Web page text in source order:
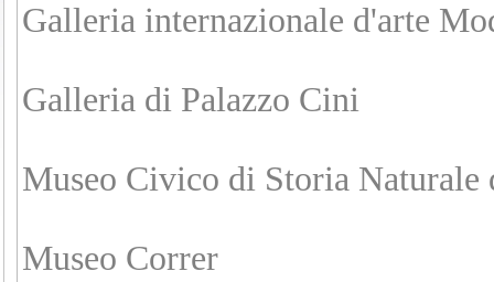
Galleria internazionale d'arte
Galleria di Palazzo Cini
Museo Civico di Storia Naturale
Museo Correr